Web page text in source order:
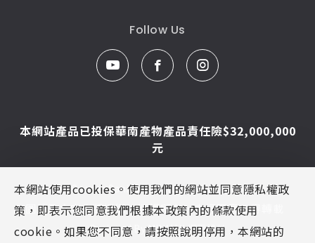
Follow Us
本網站產品已投保華南產物產品責任險$32,000,000
元
© Caesar Sanitar. All Rights Reserved.
圖片及文字為凱撒衛浴版權所有，未經同意不得轉載
Designed ByMINMAX 網頁設計
本網站使用cookies。使用我們的網站並同意隱私權政
策，即表示您同意我們根據本政策內的條款使用
cookie。如果您不同意，請按照說明停用，本網站的